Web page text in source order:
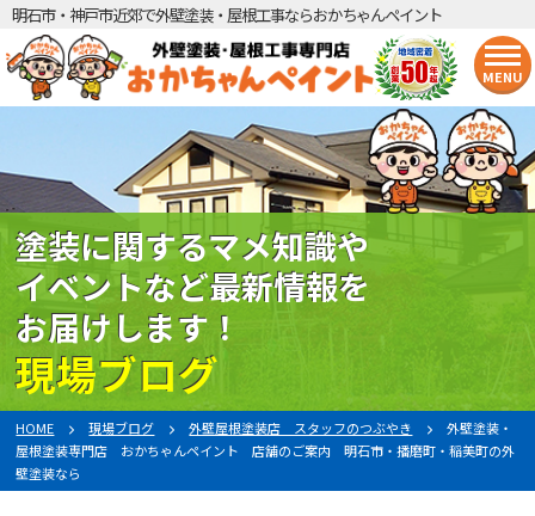
明石市・神戸市近郊で外壁塗装・屋根工事ならおかちゃんペイント
MENU
塗装に関するマメ知識や
イベントなど最新情報を
お届けします！
現場ブログ
HOME 現場ブログ 外壁屋根塗装店 スタッフのつぶやき
外壁塗装・
屋根塗装専門店 おかちゃんペイント 店舗のご案内 明石市・播磨町・稲美町の外
壁塗装なら